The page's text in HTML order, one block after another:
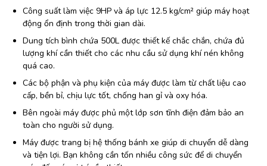
Công suất làm việc 9HP và áp lực 12.5 kg/cm² giúp máy hoạt
động ổn định trong thời gian dài.
Dung tích bình chứa 500L được thiết kế chắc chắn, chứa đủ
lượng khí cần thiết cho các nhu cầu sử dụng khí nén không
quá cao.
Các bộ phận và phụ kiện của máy được làm từ chất liệu cao
cấp, bền bỉ, chịu lực tốt, chống han gỉ và oxy hóa.
Bên ngoài máy được phủ một lớp sơn tĩnh điện đảm bảo an
toàn cho người sử dụng.
Máy được trang bị hệ thống bánh xe giúp di chuyển dễ dàng
và tiện lợi. Bạn không cần tốn nhiều công sức để di chuyển